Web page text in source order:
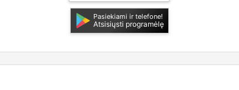
Pasiekiami ir telefone!
Atsisiųsti programėlę